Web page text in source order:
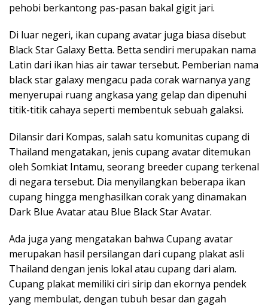
pehobi berkantong pas-pasan bakal gigit jari.
Di luar negeri, ikan cupang avatar juga biasa disebut
Black Star Galaxy Betta. Betta sendiri merupakan nama
Latin dari ikan hias air tawar tersebut. Pemberian nama
black star galaxy mengacu pada corak warnanya yang
menyerupai ruang angkasa yang gelap dan dipenuhi
titik-titik cahaya seperti membentuk sebuah galaksi.
Dilansir dari Kompas, salah satu komunitas cupang di
Thailand mengatakan, jenis cupang avatar ditemukan
oleh Somkiat Intamu, seorang breeder cupang terkenal
di negara tersebut. Dia menyilangkan beberapa ikan
cupang hingga menghasilkan corak yang dinamakan
Dark Blue Avatar atau Blue Black Star Avatar.
Ada juga yang mengatakan bahwa Cupang avatar
merupakan hasil persilangan dari cupang plakat asli
Thailand dengan jenis lokal atau cupang dari alam.
Cupang plakat memiliki ciri sirip dan ekornya pendek
yang membulat, dengan tubuh besar dan gagah